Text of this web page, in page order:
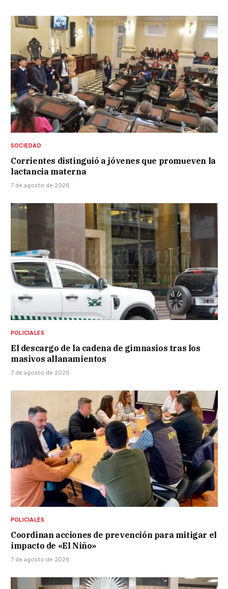
SOCIEDAD
Corrientes distinguió a jóvenes que promueven la
lactancia materna
7 de agosto de 2026
POLICIALES
El descargo de la cadena de gimnasios tras los
masivos allanamientos
7 de agosto de 2026
POLICIALES
Coordinan acciones de prevención para mitigar el
impacto de «El Niño»
7 de agosto de 2026